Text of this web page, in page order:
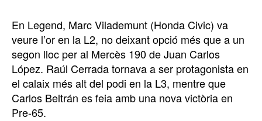
En Legend, Marc Vilademunt (Honda Civic) va
veure l’or en la L2, no deixant opció més que a un
segon lloc per al Mercès 190 de Juan Carlos
López. Raúl Cerrada tornava a ser protagonista en
el calaix més alt del podi en la L3, mentre que
Carlos Beltrán es feia amb una nova victòria en
Pre-65.